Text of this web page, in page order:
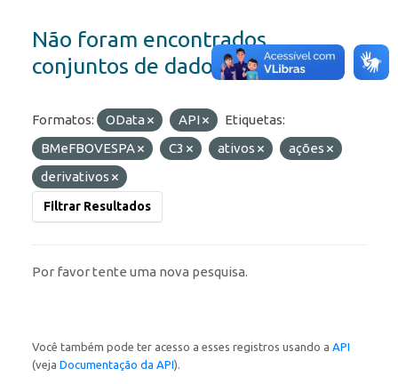
Não foram encontrados
conjuntos de dados
Formatos: OData API
Etiquetas:
BMeFBOVESPA
C3 ativos
ações
derivativos
Filtrar Resultados
Por favor tente uma nova pesquisa.
Você também pode ter acesso a esses registros usando a API
(veja Documentação da API).